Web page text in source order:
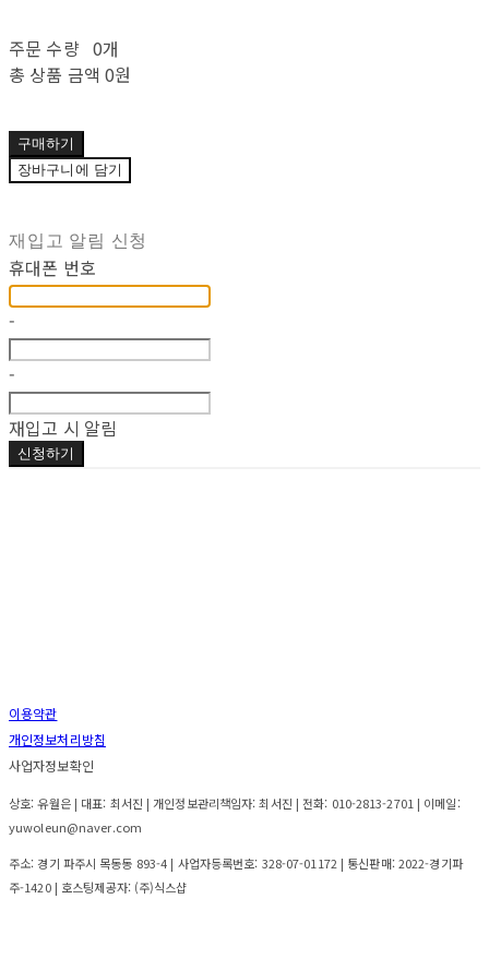
주문 수량 0개
총 상품 금액 0원
구매하기
장바구니에 담기
재입고 알림 신청
휴대폰 번호
-
-
재입고 시 알림
신청하기
이용약관
개인정보처리방침
사업자정보확인
상호: 유월은 | 대표: 최서진 | 개인정보관리책임자: 최서진 | 전화: 010-2813-2701 | 이메일:
yuwoleun@naver.com
주소: 경기 파주시 목동동 893-4 | 사업자등록번호: 328-07-01172| 통신판매:2022-경기파
주-1420| 호스팅제공자: (주)식스샵